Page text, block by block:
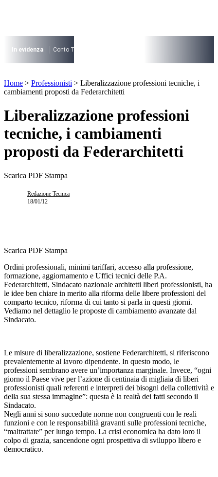
I più cercati
Lorem ipsum dolor sit amet consectetur
Lorem ipsum dolor sit amet consectetur
In evidenza Conto Termico
Lorem ipsum dolor sit amet consectetur
Home > Professionisti > Liberalizzazione professioni tecniche, i
cambiamenti proposti da Federarchitetti
Liberalizzazione professioni
tecniche, i cambiamenti
proposti da Federarchitetti
Scarica PDF Stampa
Redazione Tecnica
18/01/12
Scarica PDF Stampa
Ordini professionali, minimi tariffari, accesso alla professione,
formazione, aggiornamento e Uffici tecnici delle P.A.
Federarchitetti, Sindacato nazionale architetti liberi professionisti, ha
le idee ben chiare in merito alla riforma delle libere professioni del
comparto tecnico, riforma di cui tanto si parla in questi giorni.
Vediamo nel dettaglio le proposte di cambiamento avanzate dal
Sindacato.
Le misure di liberalizzazione, sostiene Federarchitetti, si riferiscono
prevalentemente al lavoro dipendente. In questo modo, le
professioni sembrano avere un’importanza marginale. Invece, “ogni
giorno il Paese vive per l’azione di centinaia di migliaia di liberi
professionisti quali referenti e interpreti dei bisogni della collettività e
della sua stessa immagine”: questa è la realtà dei fatti secondo il
Sindacato.
Negli anni si sono succedute norme non congruenti con le reali
funzioni e con le responsabilità gravanti sulle professioni tecniche,
“maltrattate” per lungo tempo. La crisi economica ha dato loro il
colpo di grazia, sancendone ogni prospettiva di sviluppo libero e
democratico.